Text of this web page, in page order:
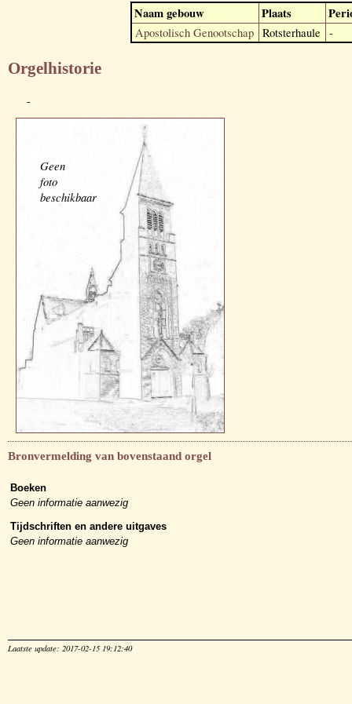
Naam gebouw Plaats
Apostolisch Genootschap Rotsterhaule -
Orgelhistorie
-
Geen
foto
beschikbaar
Bronvermelding van bovenstaand orgel
Boeken
Geen informatie aanwezig
Tijdschriften en andere uitgaves
Geen informatie aanwezig
Laatste update: 2017-02-15 19:12:40